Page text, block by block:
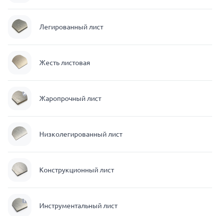
Легированный лист
Жесть листовая
Жаропрочный лист
Низколегированный лист
Конструкционный лист
Инструментальный лист